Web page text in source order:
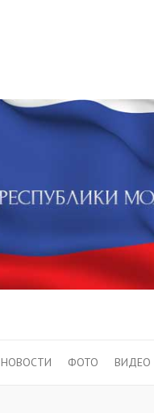
НОВОСТИ ФОТО ВИДЕО